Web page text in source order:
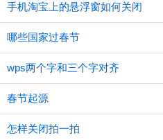
手机淘宝上的悬浮窗如何关闭
哪些国家过春节
wps两个字和三个字对齐
春节起源
怎样关闭拍一拍